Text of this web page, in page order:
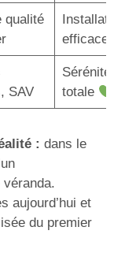
qualité
Installation
efficace
SAV
Sérénité
totale
: dans le
aujourd’hui et
du premier